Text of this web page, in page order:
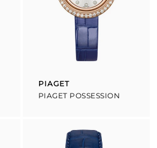
Proveedor:
PIAGET
PIAGET POSSESSION